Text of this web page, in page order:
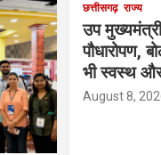
छत्तीसगढ़ राज्य
उप
पौधारोपण,
भी स्वस्थ
August 8,